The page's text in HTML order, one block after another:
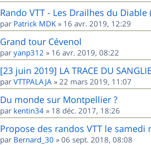
Rando VTT - Les Drailhes du Diable
par Patrick MDK » 16 avr. 2019, 12:29
Grand tour Cévenol
par yanp312 » 16 avr. 2019, 08:22
[23 juin 2019] LA TRACE DU
par VTTPALAJA » 22 mars 2019, 11:07
Du monde sur Montpellier ?
par kentin34 » 18 déc. 2017, 18:26
Propose des randos VTT le
par Bernard_30 » 06 sept. 2018, 08:08